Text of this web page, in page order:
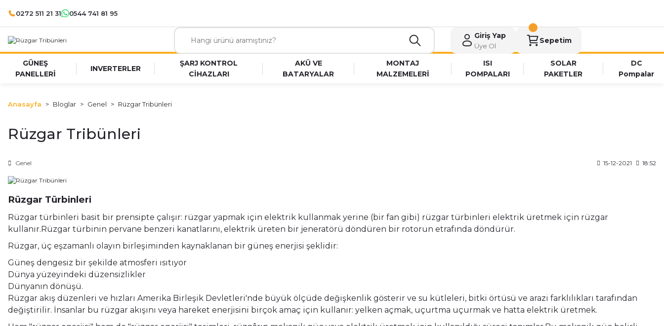
0272 511 21 31 0544 741 81 95
Giriş Yap
Üye Ol
Sepetim
GÜNEŞ
PANELLERİ
INVERTERLER
ŞARJ KONTROL
CİHAZLARI
AKÜ VE
BATARYALAR
MONTAJ
MALZEMELERİ
ISI
POMPALARI
SOLAR
PAKETLER
DC
Pompalar
Anasayfa Bloglar Genel Rüzgar Tribünleri
Rüzgar Tribünleri
Genel 15-12-2021 18:52
Rüzgar Türbinleri
Rüzgar türbinleri basit bir prensipte çalışır: rüzgar yapmak için elektrik kullanmak yerine (bir fan gibi) rüzgar türbinleri elektrik üretmek için rüzgar
kullanır.Rüzgar türbinin pervane benzeri kanatlarını, elektrik üreten bir jeneratörü döndüren bir rotorun etrafında döndürür.
Rüzgar, üç eşzamanlı olayın birleşiminden kaynaklanan bir güneş enerjisi şeklidir:
Güneş dengesiz bir şekilde atmosferi ısıtıyor
Dünya yüzeyindeki düzensizlikler
Dünyanın dönüşü.
Rüzgar akış düzenleri ve hızları Amerika Birleşik Devletleri'nde büyük ölçüde değişkenlik gösterir ve su kütleleri, bitki örtüsü ve arazi farklılıkları tarafından
değiştirilir. İnsanlar bu rüzgar akışını veya hareket enerjisini birçok amaç için kullanır: yelken açmak, uçurtma uçurmak ve hatta elektrik üretmek.